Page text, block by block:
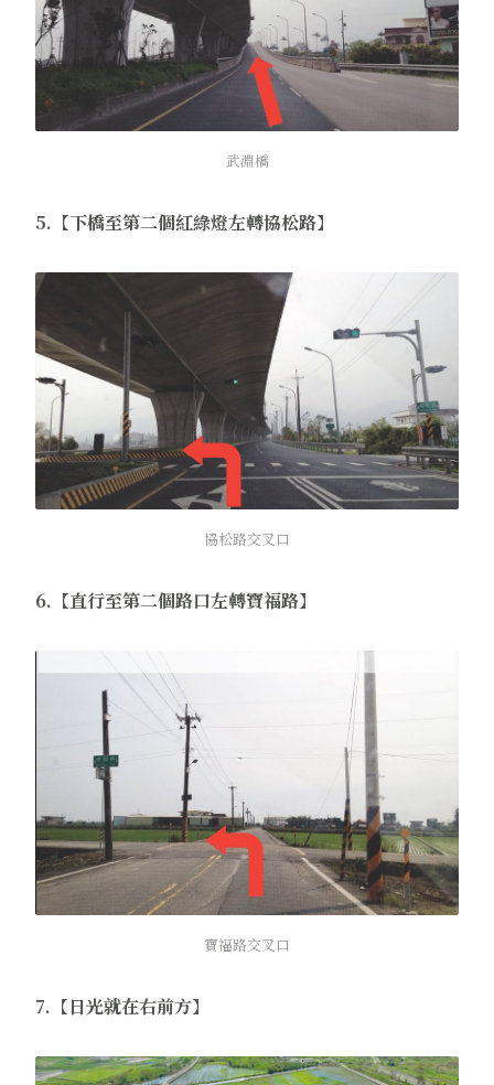
武淵橋
5.【下橋至第二個紅綠燈左轉協松路】
協松路交叉口
6.【直行至第二個路口左轉寶福路】
寶福路交叉口
7.【日光就在右前方】